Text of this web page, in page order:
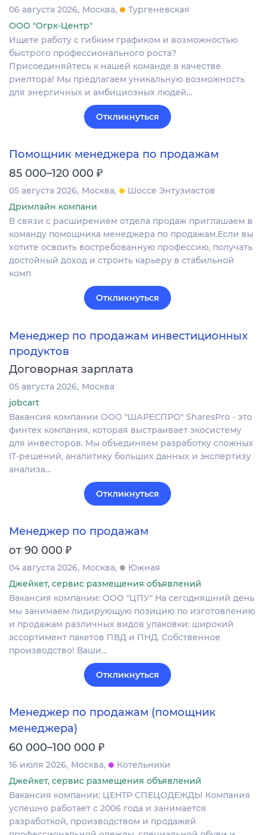
06 августа 2026 Москва
Тургеневская
ООО "Огрк-Центр"
Ищете работу с гибким графиком и возможностью
быстрого профессионального роста?
Присоединяйтесь к нашей команде в качестве
риелтора! Мы предлагаем уникальную возможность
для энергичных и амбициозных людей…
Откликнуться
Помощник менеджера по продажам
85 000–120 000 ₽
05 августа 2026 Москва
Шоссе Энтузиастов
Дримлайн компани
В связи с расширением отдела продаж приглашаем в
команду помощника менеджера по продажам.Если вы
хотите освоить востребованную профессию, получать
достойный доход и строить карьеру в стабильной
комп
Откликнуться
Менеджер по продажам инвестиционных
продуктов
Договорная зарплата
05 августа 2026 Москва
jobcart
Вакансия компании ООО "ШАРЕСПРО" SharesPro - это
финтех компания, которая выстраивает экосистему
для инвесторов. Мы объединяем разработку сложных
IT‑решений, аналитику больших данных и экспертизу
анализа…
Откликнуться
Менеджер по продажам
от 90 000 ₽
04 августа 2026 Москва
Южная
Джейкет, сервис размещения объявлений
Вакансия компании: ООО "ЦПУ" На сегодняшний день
мы занимаем лидирующую позицию по изготовлению
и продажам различных видов упаковки: широкий
ассортимент пакетов ПВД и ПНД. Собственное
производство! Ваши…
Откликнуться
Менеджер по продажам (помощник
менеджера)
60 000–100 000 ₽
16 июля 2026 Москва
Котельники
Джейкет, сервис размещения объявлений
Вакансия компании: ЦЕНТР СПЕЦОДЕЖДЫ Компания
успешно работает с 2006 года и занимается
разработкой, производством и продажей